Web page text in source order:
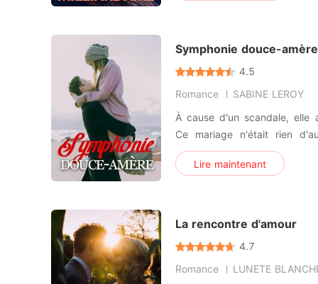
Symphonie douce-amère
4.5
Romance
SABINE LEROY
À cause d'un scandale, elle
Ce mariage n'était rien
deux. Pour évacuer sa
retordre. Elle, cependant,
Lire maintenant
La rencontre d'amour
4.7
Romance
LUNETE